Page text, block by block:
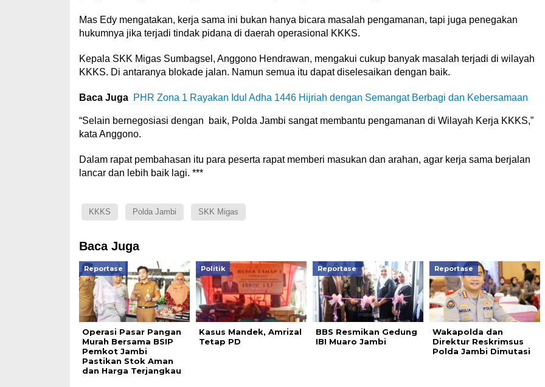
Mas Edy mengatakan, kerja sama ini bukan hanya bicara masalah pengamanan, tapi juga penegakan
hukumnya jika terjadi tindak pidana di daerah operasional KKKS.
Kepala SKK Migas Sumbagsel, Anggono Hendrawan, mengakui cukup banyak masalah terjadi di wilayah
KKKS. Di antaranya blokade jalan. Namun semua itu dapat diselesaikan dengan baik.
Baca Juga PHR Zona 1 Rayakan Idul Adha 1446 Hijriah dengan Semangat Berbagi dan Kebersamaan
“Selain bernegosiasi dengan baik, Polda Jambi sangat membantu pengamanan di Wilayah Kerja KKKS,”
kata Anggono.
Dalam rapat pembahasan itu para peserta rapat memberi masukan dan arahan, agar kerja sama berjalan
lancar dan lebih baik lagi. ***
KKKS Polda Jambi SKK Migas
Baca Juga
Reportase
Operasi Pasar Pangan
Murah Bersama BSIP
Pemkot Jambi
Pastikan Stok Aman
dan Harga Terjangkau
Politik
Kasus Mandek, Amrizal
Tetap PD
Reportase
BBS Resmikan Gedung
IBI Muaro Jambi
Reportase
Wakapolda dan
Direktur Reskrimsus
Polda Jambi Dimutasi